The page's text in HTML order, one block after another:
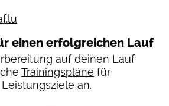
einen erfolgreichen Lauf
auf deinen Lauf
Trainingspläne für
an.